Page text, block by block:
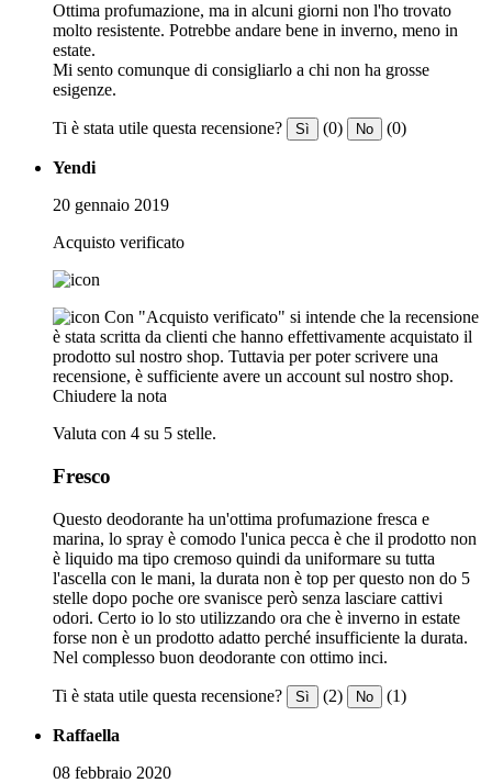
Ottima profumazione, ma in alcuni giorni non l'ho trovato
molto resistente. Potrebbe andare bene in inverno, meno in
estate.
Mi sento comunque di consigliarlo a chi non ha grosse
esigenze.
Ti è stata utile questa recensione? Sì (0) No (0)
Yendi
20 gennaio 2019
Acquisto verificato
Con "Acquisto verificato" si intende che la recensione
è stata scritta da clienti che hanno effettivamente acquistato il
prodotto sul nostro shop. Tuttavia per poter scrivere una
recensione, è sufficiente avere un account sul nostro shop.
Chiudere la nota
Valuta con 4 su 5 stelle.
Fresco
Questo deodorante ha un'ottima profumazione fresca e
marina, lo spray è comodo l'unica pecca è che il prodotto non
è liquido ma tipo cremoso quindi da uniformare su tutta
l'ascella con le mani, la durata non è top per questo non do 5
stelle dopo poche ore svanisce però senza lasciare cattivi
odori. Certo io lo sto utilizzando ora che è inverno in estate
forse non è un prodotto adatto perché insufficiente la durata.
Nel complesso buon deodorante con ottimo inci.
Ti è stata utile questa recensione? Sì (2) No (1)
Raffaella
08 febbraio 2020